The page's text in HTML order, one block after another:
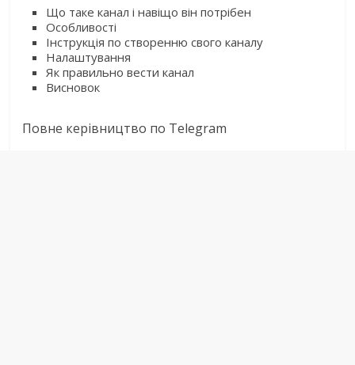
Що таке канал і навіщо він потрібен
Особливості
Інструкція по створенню свого каналу
Налаштування
Як правильно вести канал
Висновок
Повне керівництво по Telegram